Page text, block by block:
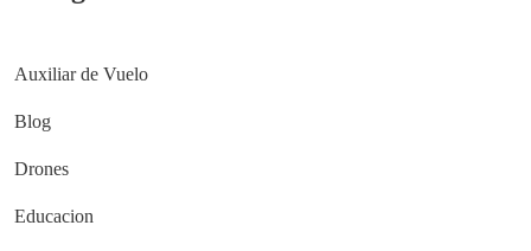
Auxiliar de Vuelo
Blog
Drones
Educacion